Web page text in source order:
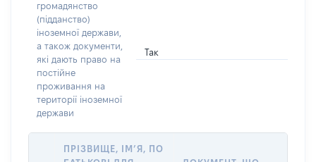
громадянство
(підданство)
іноземної держави,
а також документи,
які дають право на
постійне
проживання на
території іноземної
держави
Так
ПРІЗВИЩЕ, ІМ’Я, ПО